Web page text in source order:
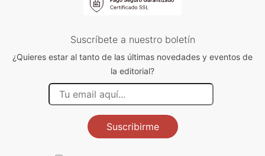
Suscríbete a nuestro boletín
¿Quieres estar al tanto de las últimas novedades y eventos de
la editorial?
Suscribirme